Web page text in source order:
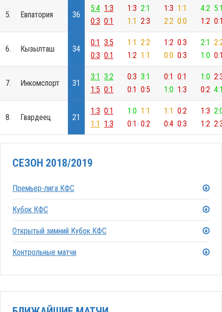
5. Евпатория 36
5:4 1:3
0:3 0:1
1:3 2:1
1:1 2:3
1:3 1:1
2:2 0:0
4:2
1:2
6. Кызылташ 34
0:1 3:5
0:3 0:1
1:1 2:2
1:2 1:1
1:2 0:3
0:0 0:3
2:1
1:0
7. Инкомспорт 31
3:1 3:2
1:5 0:1
0:3 3:1
0:1 0:5
0:1 0:1
1:0 1:3
1:0
0:2
8. Гвардеец 21
1:3 0:1
1:1 1:3
1:0 1:1
0:1 0:2
1:1 0:2
0:4 0:3
1:3
1:2
СЕЗОН 2018/2019
Премьер-лига КФС
Кубок КФС
Открытый зимний Кубок КФС
Контрольные матчи